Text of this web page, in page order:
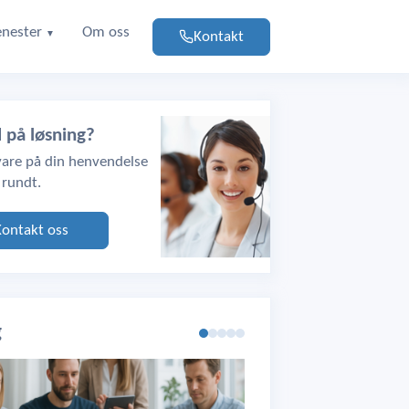
▼ Om oss Kontakt
på løsning?
på din henvendelse
oss